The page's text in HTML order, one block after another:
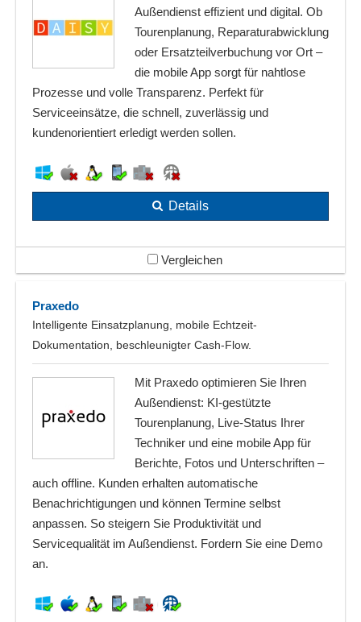
Außendienst effizient und digital. Ob
Tourenplanung, Reparaturabwicklung
oder Ersatzteilverbuchung vor Ort –
die mobile App sorgt für nahtlose
Prozesse und volle Transparenz. Perfekt für
Serviceeinsätze, die schnell, zuverlässig und
kundenorientiert erledigt werden sollen.
Details
Vergleichen
Praxedo
Intelligente Einsatzplanung, mobile Echtzeit-
Dokumentation, beschleunigter Cash-Flow.
Mit Praxedo optimieren Sie Ihren
Außendienst: KI-gestützte
Tourenplanung, Live-Status Ihrer
Techniker und eine mobile App für
Berichte, Fotos und Unterschriften –
auch offline. Kunden erhalten automatische
Benachrichtigungen und können Termine selbst
anpassen. So steigern Sie Produktivität und
Servicequalität im Außendienst. Fordern Sie eine Demo
an.